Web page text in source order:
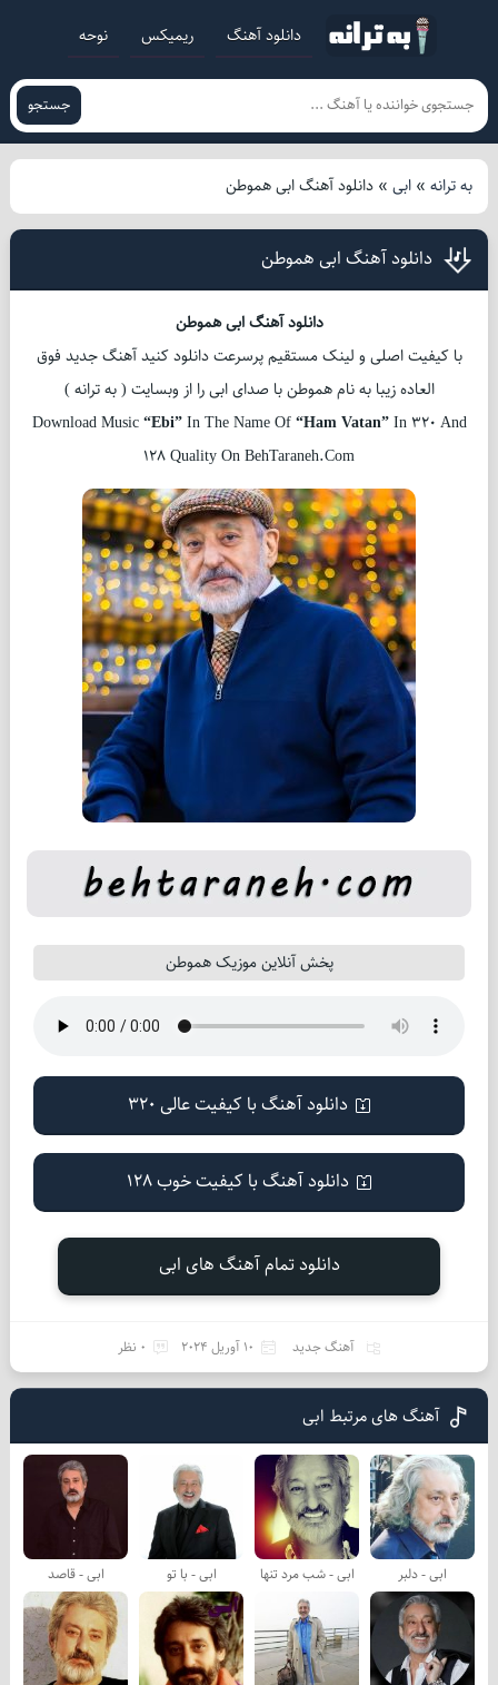
دانلود آهنگ ریمیکس نوحه
جستجو
به ترانه» ابی» دانلود آهنگ ابی هموطن
دانلود آهنگ ابی هموطن
دانلود آهنگ ابی هموطن
با کیفیت اصلی و لینک مستقیم پرسرعت دانلود کنید آهنگ جدید فوق
العاده زیبا به نام هموطن با صدای ابی را از وبسایت ( به ترانه )
Download Music“Ebi”In The Name Of“Ham Vatan”In 320 And
128 Quality On BehTaraneh.Com
پخش آنلاین موزیک هموطن
دانلود آهنگ با کیفیت عالی 320
دانلود آهنگ با کیفیت خوب 128
دانلود تمام آهنگ های ابی
آهنگ جدید 10 آوریل 2024 0 نظر
آهنگ های مرتبط ابی
ابی - دلبر ابی - شب مرد تنها ابی - با تو ابی - قاصد